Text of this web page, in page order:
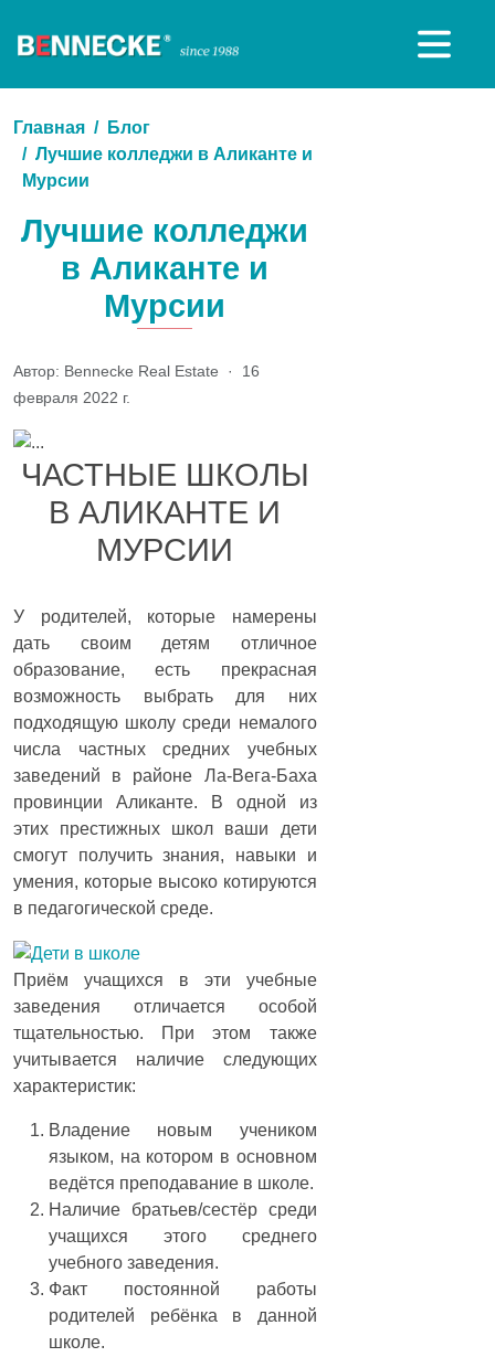
Главная
Блог
Лучшие колледжи в Аликанте и
Мурсии
Лучшие колледжи
в Аликанте и
Мурсии
Автор: Bennecke Real Estate · 16
февраля 2022 г.
ЧАСТНЫЕ ШКОЛЫ
В АЛИКАНТЕ И
МУРСИИ
У родителей, которые намерены
дать своим детям отличное
образование, есть прекрасная
возможность выбрать для них
подходящую школу среди немалого
числа частных средних учебных
заведений в районе Ла-Вега-Баха
провинции Аликанте. В одной из
этих престижных школ ваши дети
смогут получить знания, навыки и
умения, которые высоко котируются
в педагогической среде.
Приём учащихся в эти учебные
заведения отличается особой
тщательностью. При этом также
учитывается наличие следующих
характеристик:
Владение новым учеником
языком, на котором в основном
ведётся преподавание в школе.
Наличие братьев/сестёр среди
учащихся этого среднего
учебного заведения.
Факт постоянной работы
родителей ребёнка в данной
школе.